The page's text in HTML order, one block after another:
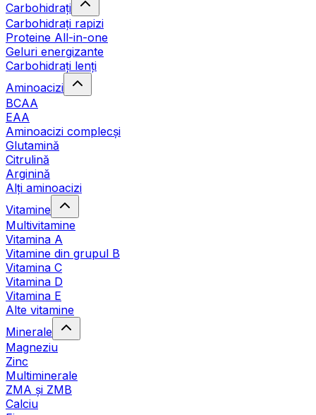
Carbohidrați
Carbohidrați rapizi
Proteine All-in-one
Geluri energizante
Carbohidrați lenți
Aminoacizi
BCAA
EAA
Aminoacizi complecși
Glutamină
Citrulină
Arginină
Alți aminoacizi
Vitamine
Multivitamine
Vitamina A
Vitamine din grupul B
Vitamina C
Vitamina D
Vitamina E
Alte vitamine
Minerale
Magneziu
Zinc
Multiminerale
ZMA și ZMB
Calciu